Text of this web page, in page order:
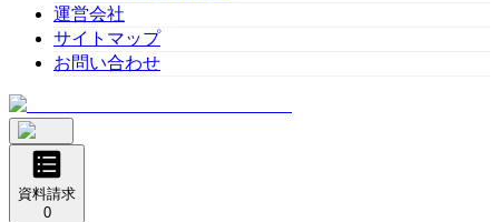
運営会社
サイトマップ
お問い合わせ
資料請求
0